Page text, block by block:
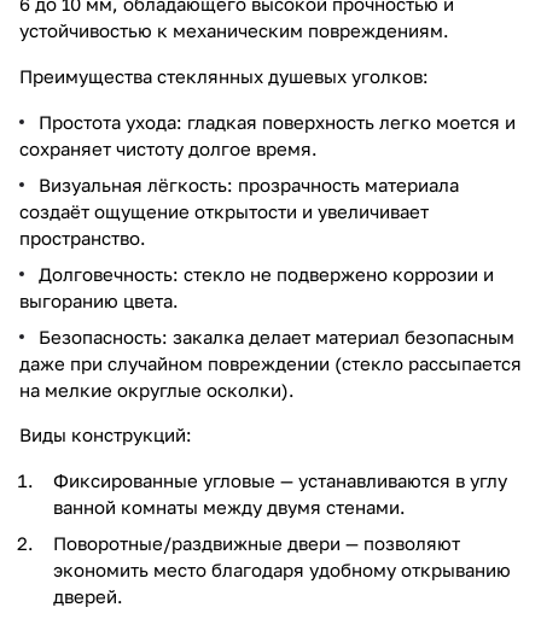
устойчивостью к механическим повреждениям.
Преимущества стеклянных душевых уголков:
Простота ухода: гладкая поверхность легко моется и
сохраняет чистоту долгое время.
Визуальная лёгкость: прозрачность материала
создаёт ощущение открытости и увеличивает
пространство.
Долговечность: стекло не подвержено коррозии и
выгоранию цвета.
Безопасность: закалка делает материал безопасным
даже при случайном повреждении (стекло рассыпается
на мелкие округлые осколки).
Виды конструкций:
Фиксированные угловые — устанавливаются в углу
ванной комнаты между двумя стенами.
Поворотные/раздвижные двери — позволяют
экономить место благодаря удобному открыванию
дверей.